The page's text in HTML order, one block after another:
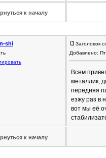
к началу
shi
Заголовок
Добавлено:
Всем
металлик,
передняя
езжу раз в
вот мы её
к началу